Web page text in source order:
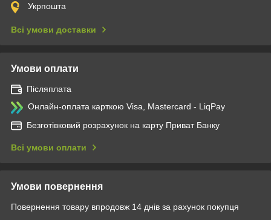
Укрпошта
Всі умови доставки
Умови оплати
Післяплата
Онлайн-оплата карткою Visa, Mastercard - LiqPay
Безготівковий розрахунок на карту Приват Банку
Всі умови оплати
Умови повернення
Повернення товару впродовж 14 днів за рахунок покупця